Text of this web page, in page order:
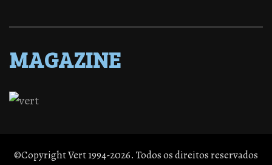
MAGAZINE
©Copyright Vert 1994-2026. Todos os direitos reservados